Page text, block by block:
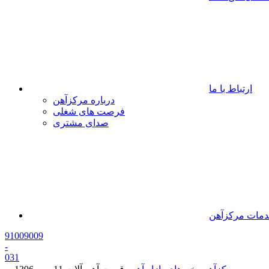
ارتباط با ما
درباره مرکزآهن
فرصت های شغلی
صدای مشتری
مرکزآهن
91009009
-
031